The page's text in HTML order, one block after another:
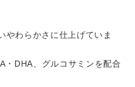
やわらかさに仕上げていま
・DHA、グルコサミンを配合